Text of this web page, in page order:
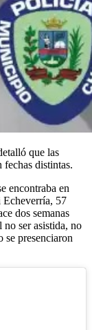
que las
fechas distintas.
encontraba en
Echeverría, 57
dos semanas
no ser asistida, no
presenciaron